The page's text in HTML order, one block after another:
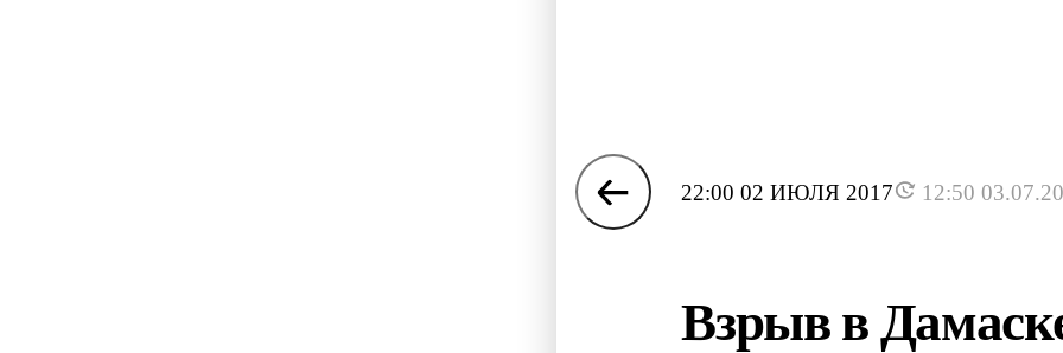
22:00 02 ИЮЛЯ 2017 12:50
Взрыв в